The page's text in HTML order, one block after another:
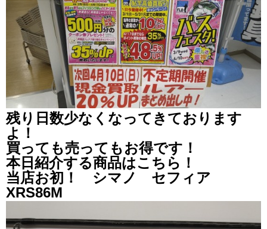
残り日数少なくなってきております
よ！
買っても売ってもお得です！
本日紹介する商品はこちら！
当店お初！ シマノ セフィア
XRS86M